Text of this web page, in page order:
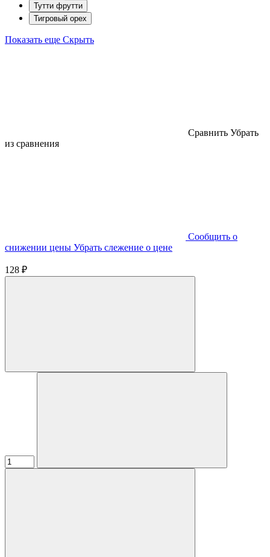
Тутти фрутти
Тигровый орех
Показать еще Скрыть
Cравнить Убрать
из сравнения
Cообщить о
снижении цены Убрать слежение о цене
128 ₽